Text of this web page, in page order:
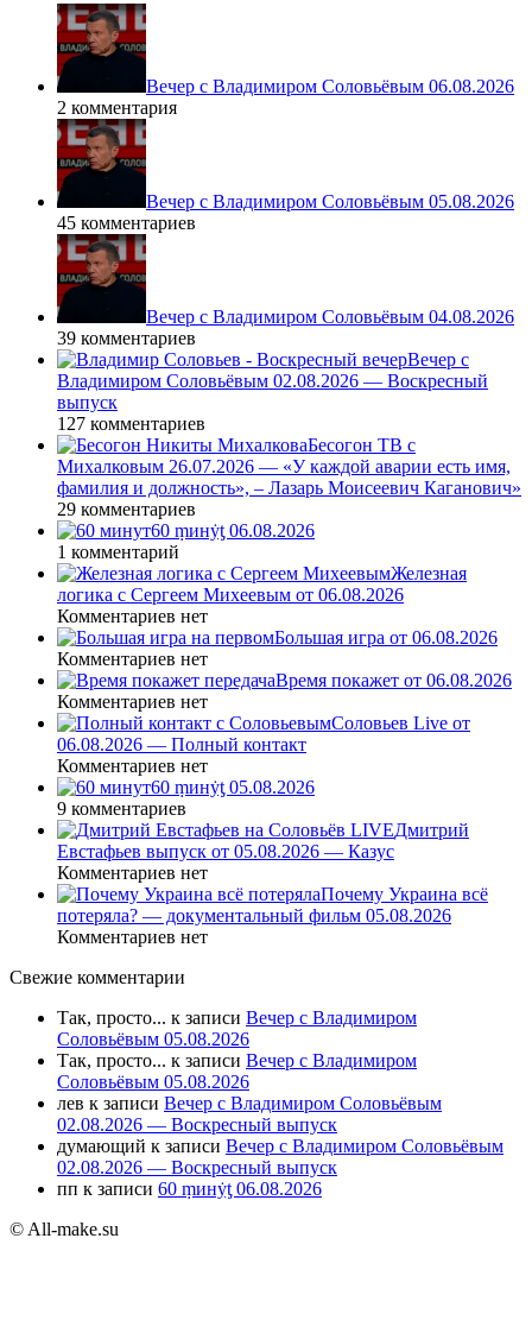
Вечер с Владимиром Соловьёвым 06.08.2026
2 комментария
Вечер с Владимиром Соловьёвым 05.08.2026
45 комментариев
Вечер с Владимиром Соловьёвым 04.08.2026
39 комментариев
Вечер с
Владимиром Соловьёвым 02.08.2026 — Воскресный
выпуск
127 комментариев
Бесогон ТВ с
Михалковым 26.07.2026 — «У каждой аварии есть имя,
фамилия и должность», – Лазарь Моисеевич Каганович»
29 комментариев
60 ṃинẏƫ 06.08.2026
1 комментарий
Железная
логика с Сергеем Михеевым от 06.08.2026
Комментариев нет
Большая игра от 06.08.2026
Комментариев нет
Время покажет от 06.08.2026
Комментариев нет
Соловьев Live от
06.08.2026 — Полный контакт
Комментариев нет
60 ṃинẏƫ 05.08.2026
9 комментариев
Дмитрий
Евстафьев выпуск от 05.08.2026 — Казус
Комментариев нет
Почему Украина всё
потеряла? — документальный фильм 05.08.2026
Комментариев нет
Свежие комментарии
Так, просто... к записи Вечер с Владимиром
Соловьёвым 05.08.2026
Так, просто... к записи Вечер с Владимиром
Соловьёвым 05.08.2026
лев к записи Вечер с Владимиром Соловьёвым
02.08.2026 — Воскресный выпуск
думающий к записи Вечер с Владимиром Соловьёвым
02.08.2026 — Воскресный выпуск
пп к записи 60 ṃинẏƫ 06.08.2026
© All-make.su